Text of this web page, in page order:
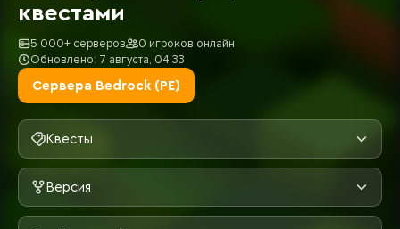
квестами
5 000+ серверов
0 игроков онлайн
Обновлено: 7 августа, 04:33
Сервера Bedrock (PE)
Квесты
Версия